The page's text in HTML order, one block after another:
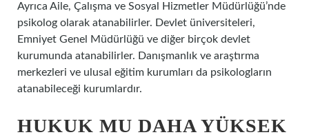
Ayrıca Aile, Çalışma ve Sosyal Hizmetler Müdürlüğü’nde
psikolog olarak atanabilirler. Devlet üniversiteleri,
Emniyet Genel Müdürlüğü ve diğer birçok devlet
kurumunda atanabilirler. Danışmanlık ve araştırma
merkezleri ve ulusal eğitim kurumları da psikologların
atanabileceği kurumlardır.
HUKUK MU DAHA YÜKSEK